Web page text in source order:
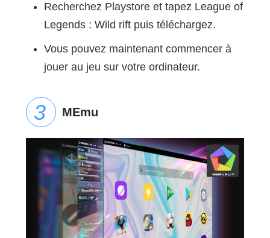
Recherchez Playstore et tapez League of
Legends : Wild rift puis téléchargez.
Vous pouvez maintenant commencer à
jouer au jeu sur votre ordinateur.
MEmu